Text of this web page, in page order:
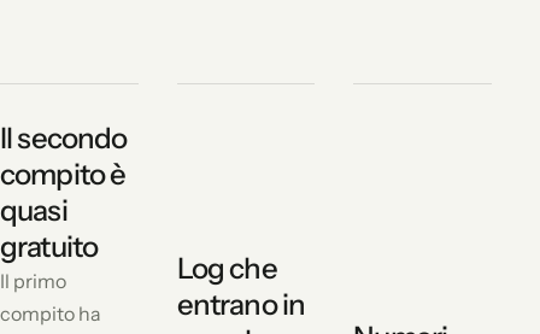
Il secondo
compito è
quasi
gratuito
Il primo
compito ha
Log che
entrano in